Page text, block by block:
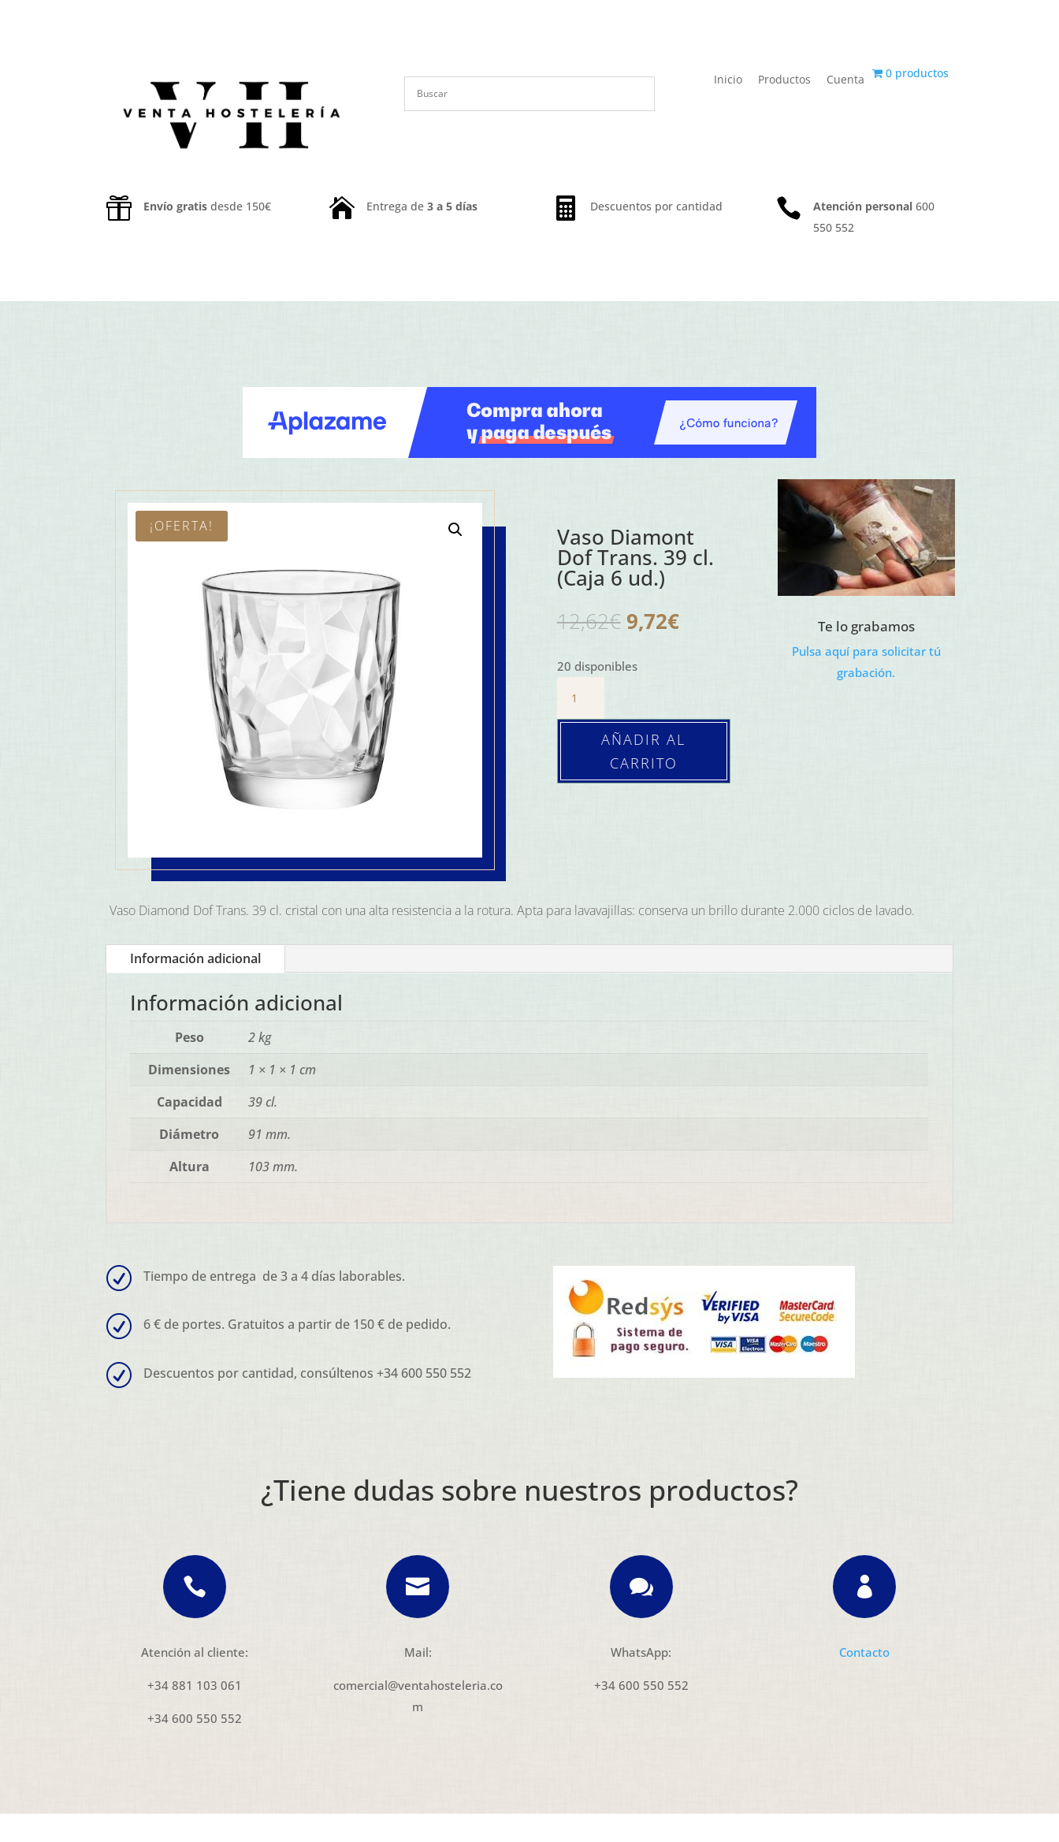
Inicio Productos Cuenta 0 productos
 Envío gratisdesde 150€  Entrega de3 a 5 días  Descuentos por cantidad  Atención personal 600
550 552
¡OFERTA! Vaso Diamont
Dof Trans. 39 cl.
(Caja 6 ud.)
12,62€ El
original
9,72€El
20 disponibles
Diamont
AÑADIR AL
CARRITO
Te lo grabamos
Pulsa aquí para solicitar tú
grabación.
Vaso Diamond Dof Trans. 39 cl. cristal con una alta resistencia a la rotura. Apta para lavavajillas: conserva un brillo durante 2.000 ciclos de lavado.
Información adicional
Información adicional
Peso
2 kg
Dimensiones
1 × 1 × 1 cm
Capacidad
39 cl.
Diámetro
91 mm.
Altura
103 mm.
R Tiempo de entrega de 3 a 4 días laborables.
R 6 € de portes. Gratuitos a partir de 150 € de pedido.
R Descuentos por cantidad, consúltenos +34 600 550 552
¿Tiene dudas sobre nuestros productos?

Atención al cliente:
+34 881 103 061
+34 600 550 552

Mail:
comercial@ventahosteleria.co
m

WhatsApp:
+34 600 550 552

Contacto